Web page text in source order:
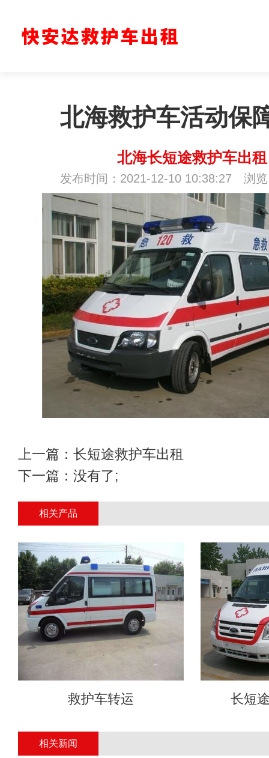
北海救护车活动保
北海长短途救护车出租
发布时间：2021-12-10 10:38:27 浏览
上一篇： 长短途救护车出租
下一篇：没有了;
相关产品
救护车转运 长短
相关新闻